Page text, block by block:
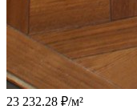
23 232.28 ₽/м²